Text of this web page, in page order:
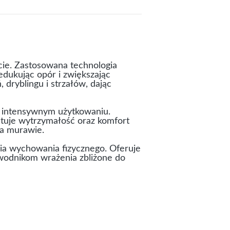
Zastosowana technologia
opór i zwiększając
dryblingu i strzałów, dając
użytkowaniu.
wytrzymałość oraz komfort
murawie.
wychowania fizycznego. Oferuje
wrażenia zbliżone do